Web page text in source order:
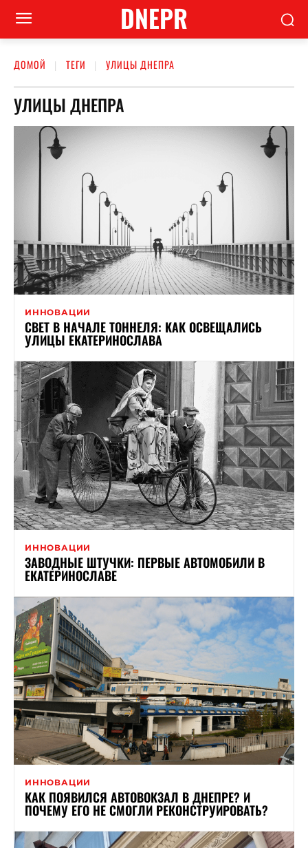
DNEPR
ДОМОЙ ТЕГИ УЛИЦЫ ДНЕПРА
УЛИЦЫ ДНЕПРА
ИННОВАЦИИ
СВЕТ В НАЧАЛЕ ТОННЕЛЯ: КАК ОСВЕЩАЛИСЬ
УЛИЦЫ ЕКАТЕРИНОСЛАВА
ИННОВАЦИИ
ЗАВОДНЫЕ ШТУЧКИ: ПЕРВЫЕ АВТОМОБИЛИ В
ЕКАТЕРИНОСЛАВЕ
ИННОВАЦИИ
КАК ПОЯВИЛСЯ АВТОВОКЗАЛ В ДНЕПРЕ? И
ПОЧЕМУ ЕГО НЕ СМОГЛИ РЕКОНСТРУИРОВАТЬ?